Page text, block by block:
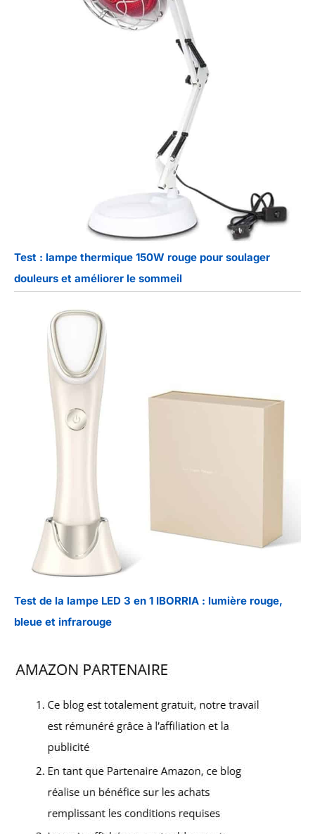
Test : lampe thermique 150W rouge pour soulager
douleurs et améliorer le sommeil
Test de la lampe LED 3 en 1 IBORRIA : lumière rouge,
bleue et infrarouge